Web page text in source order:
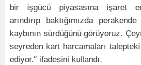
bir işgücü piyasasına işaret
arındırıp baktığımızda
kaybının sürdüğünü görüyoruz.
seyreden kart harcamaları
ediyor." ifadesini kullandı.